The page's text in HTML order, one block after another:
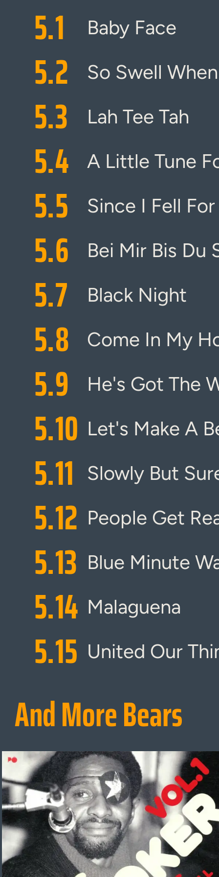
5.1 Baby Face
5.2 So Swell
5.3 Lah Tee Tah
5.4 A Little Tune
5.5 Since I Fell
5.6 Bei Mir Bis Du
5.7 Black Night
5.8 Come In My
5.9 He's Got The
5.10 Let's Make A
5.11 Slowly But
5.12 People Get
5.13 Blue Minute
5.14 Malaguena
5.15 United Our
And More Bears